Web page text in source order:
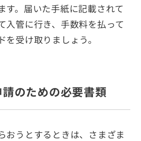
す。届いた手紙に記載されて
入管に行き、手数料を払って
を受け取りましょう。
のための必要書類
おうとするときは、さまざま